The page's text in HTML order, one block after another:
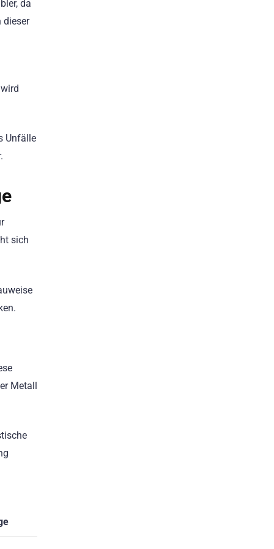
da
dieser
Unfälle
sich
Metall